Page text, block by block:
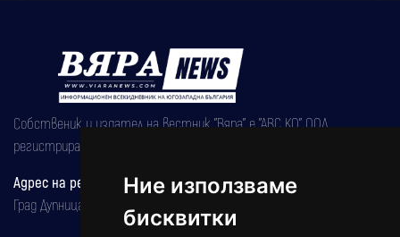
Ние използваме
бисквитки
Собственик и издател на вестник "Вяра" е "АВС КО" ООД,
регистрирана на 08.05.2002 година.
Адрес на редакцията
Град Дупница, ул.''Христо Ботев" 43